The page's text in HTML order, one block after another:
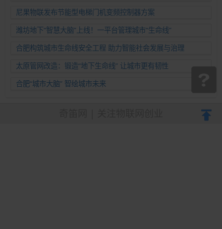
准运维新范式
尼果物联发布节能型电梯门机变频控制器方案
潍坊地下“智慧大脑”上线！一平台管理城市“生命线”
合肥构筑城市生命线安全工程 助力智能社会发展与治理
太原管网改造：锻造“地下生命线” 让城市更有韧性
合肥“城市大脑” 智绘城市未来